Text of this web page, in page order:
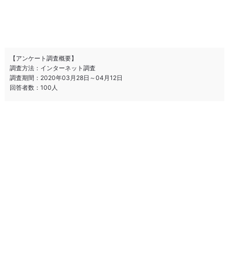
【アンケート調査概要】
調査方法：インターネット調査
調査期間：2020年03月28日～04月12日
回答者数：100人